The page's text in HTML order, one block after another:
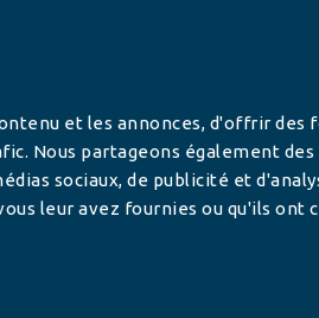
et les annonces, d'offrir des
Nous partageons également
sociaux, de publicité et
leur avez fournies ou qu'ils ont